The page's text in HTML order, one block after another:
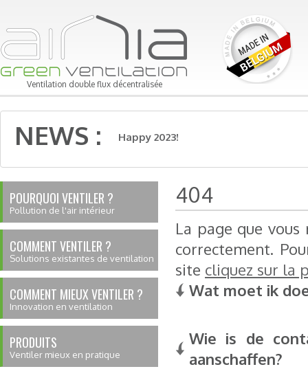
Ventilation double flux décentralisée
NEWS : Happy 2023!
POURQUOI VENTILER ?
Pollution de l'air intérieur
COMMENT VENTILER ?
Solutions existantes de ventilation
COMMENT MIEUX VENTILER ?
Innovation en ventilation
PRODUITS
Ventiler mieux en pratique
404
La page que
correctement.
site cliquez sur la
Wat moet ik
Wie is de
aanschaffen?